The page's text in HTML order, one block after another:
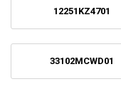
12251KZ4701
33102MCWD01